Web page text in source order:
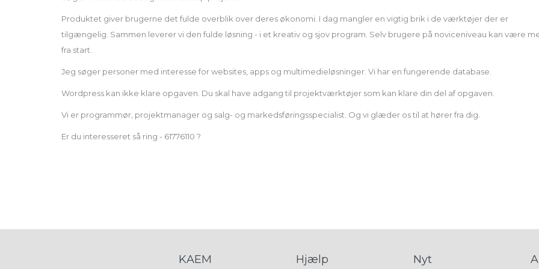
Produktet giver brugerne det fulde overblik over deres økonomi. I dag mangler en vigtig brik i de værktøjer der er
tilgængelig. Sammen leverer vi den fulde løsning - i et kreativ og sjov program. Selv brugere på noviceniveau kan være
fra start.
Jeg søger personer med interesse for websites, apps og multimedieløsninger. Vi har en fungerende database.
Wordpress kan ikke klare opgaven. Du skal have adgang til projektværktøjer som kan klare din del af opgaven.
Vi er programmør, projektmanager og salg- og markedsføringsspecialist. Og vi glæder os til at hører fra dig.
Er du interesseret så ring - 61776110 ?
KAEM Hjælp Nyt